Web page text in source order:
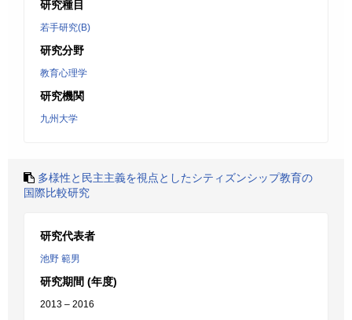
研究種目
若手研究(B)
研究分野
教育心理学
研究機関
九州大学
多様性と民主主義を視点としたシティズンシップ教育の
国際比較研究
研究代表者
池野 範男
研究期間 (年度)
2013 – 2016